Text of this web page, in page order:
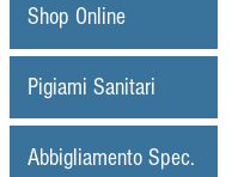
Shop Online
Pigiami Sanitari
Abbigliamento Spec.